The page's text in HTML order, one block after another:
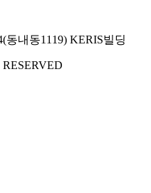
동내동1119) KERIS빌딩